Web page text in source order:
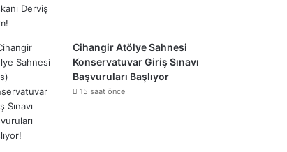
Cihangir Atölye Sahnesi
Konservatuvar Giriş Sınavı
Başvuruları Başlıyor
15 saat önce